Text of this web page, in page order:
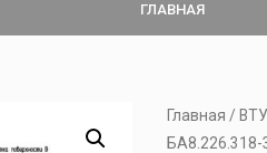
ГЛАВНАЯ
Главная /
БА8.226.318-